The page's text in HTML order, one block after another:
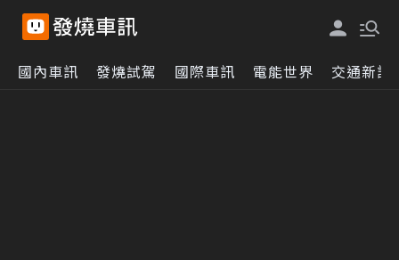
國內車訊 發燒試駕 國際車訊 電能世界 交通新訊